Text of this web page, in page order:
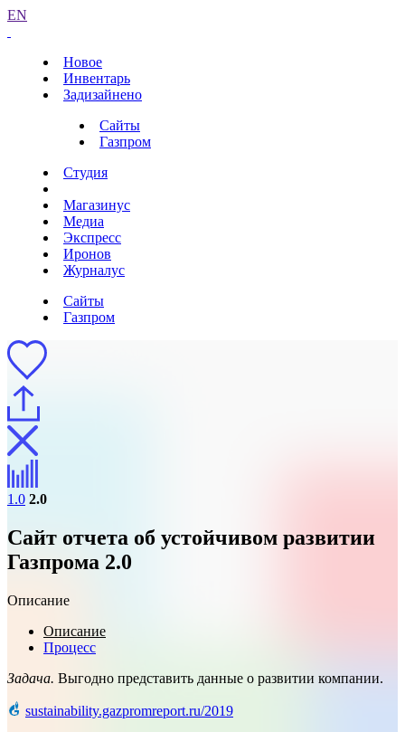
EN
Новое
Инвентарь
Задизайнено
Сайты
Газпром
Студия
Магазинус
Медиа
Экспресс
Иронов
Журналус
Сайты
Газпром
1.0 2.0
Сайт отчета об устойчивом развитии
Газпрома 2.0
Описание
Описание
Процесс
Задача. Выгодно представить данные о развитии компании.
sustainability.gazpromreport.ru/2019